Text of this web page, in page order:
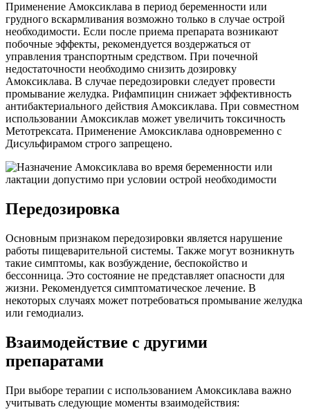
Применение Амоксиклава в период беременности или
грудного вскармливания возможно только в случае острой
необходимости. Если после приема препарата возникают
побочные эффекты, рекомендуется воздержаться от
управления транспортным средством. При почечной
недостаточности необходимо снизить дозировку
Амоксиклава. В случае передозировки следует провести
промывание желудка. Рифампицин снижает эффективность
антибактериального действия Амоксиклава. При совместном
использовании Амоксиклав может увеличить токсичность
Метотрексата. Применение Амоксиклава одновременно с
Дисульфирамом строго запрещено.
Передозировка
Основным признаком передозировки является нарушение
работы пищеварительной системы. Также могут возникнуть
такие симптомы, как возбуждение, беспокойство и
бессонница. Это состояние не представляет опасности для
жизни. Рекомендуется симптоматическое лечение. В
некоторых случаях может потребоваться промывание желудка
или гемодиализ.
Взаимодействие с другими
препаратами
При выборе терапии с использованием Амоксиклава важно
учитывать следующие моменты взаимодействия: